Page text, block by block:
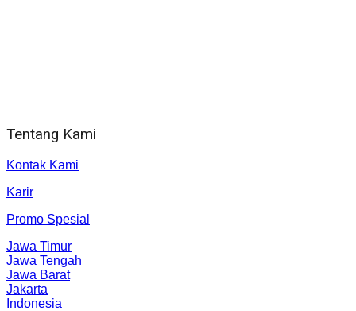
Tentang Kami
Kontak Kami
Karir
Promo Spesial
Jawa Timur
Jawa Tengah
Jawa Barat
Jakarta
Indonesia